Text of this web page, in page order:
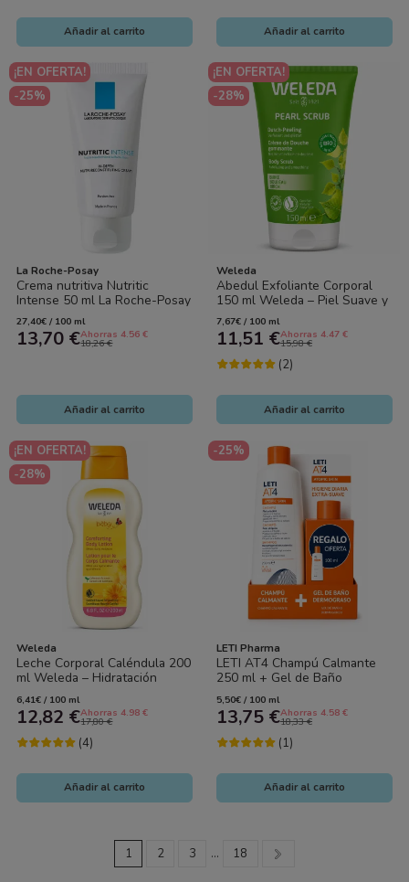
Añadir al carrito Añadir al carrito
¡EN OFERTA!
-25%
La Roche-Posay
Crema nutritiva Nutritic
Intense 50 ml La Roche-Posay
– Nutrición intensa para piel
muy...
27,40€ / 100 ml
13,70 €Ahorras 4.56 €
18,26 €
Añadir al carrito
¡EN OFERTA!
-28%
Weleda
Abedul Exfoliante Corporal
150 ml Weleda – Piel Suave y
Renovada
7,67€ / 100 ml
11,51 €Ahorras 4.47 €
15,98 €
(2)
Añadir al carrito
¡EN OFERTA!
-28%
Weleda
Leche Corporal Caléndula 200
ml Weleda – Hidratación
Suave para la Piel del Bebé
6,41€ / 100 ml
12,82 €Ahorras 4.98 €
17,80 €
(4)
Añadir al carrito
-25%
LETI Pharma
LETI AT4 Champú Calmante
250 ml + Gel de Baño
Dermograso 100 ml de Regalo
| Pack Piel...
5,50€ / 100 ml
13,75 €Ahorras 4.58 €
18,33 €
(1)
Añadir al carrito
1 2 3 … 18